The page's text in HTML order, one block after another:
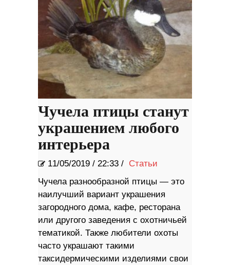
Чучела птицы станут
украшением любого
интерьера
11/05/2019 / 22:33 / Статьи
Чучела разнообразной птицы — это
наилучший вариант украшения
загородного дома, кафе, ресторана
или другого заведения с охотничьей
тематикой. Также любители охоты
часто украшают такими
таксидермическими изделиями свои